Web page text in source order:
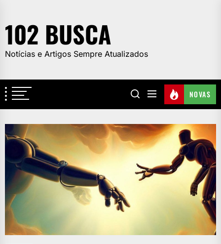
the
content
102 BUSCA
Notícias e Artigos Sempre Atualizados
NOVAS